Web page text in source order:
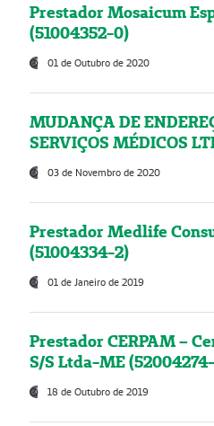
Prestador Mosaicum
(51004352-0)
01 de Outubro de 2020
MUDANÇA DE
SERVIÇOS MÉDICOS
03 de Novembro de 2020
Prestador Medlife
(51004334-2)
01 de Janeiro de 2019
Prestador CERPAM –
S/S Ltda-ME
18 de Outubro de 2019